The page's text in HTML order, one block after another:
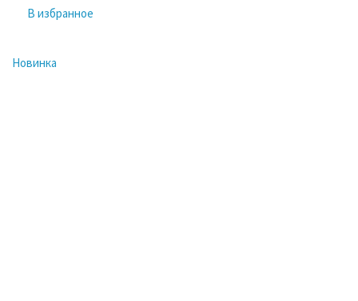
В избранное
Новинка